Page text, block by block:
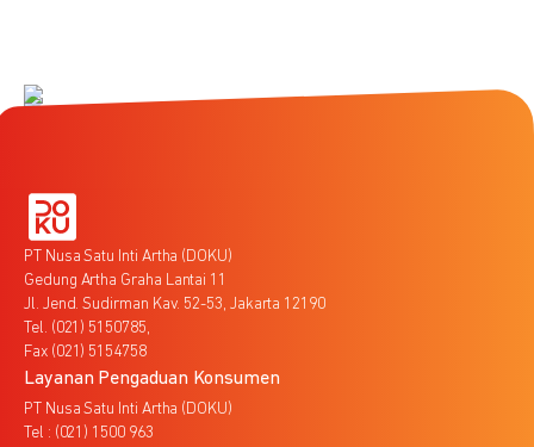
PT Nusa Satu Inti Artha (DOKU)
Gedung Artha Graha Lantai 11
Jl. Jend. Sudirman Kav. 52-53, Jakarta 12190
Tel. (021) 5150785,
Fax (021) 5154758
Layanan Pengaduan Konsumen
PT Nusa Satu Inti Artha (DOKU)
Tel : (021) 1500 963